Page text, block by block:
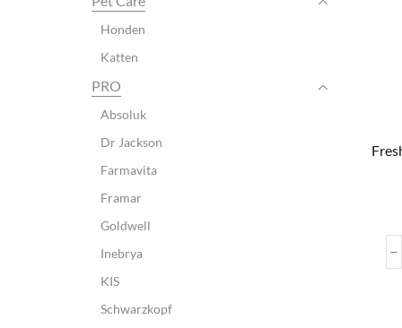
Honden
Katten
PRO
Absoluk
Dr Jackson
Farmavita
Framar
Goldwell
Inebrya
KIS
Schwarzkopf